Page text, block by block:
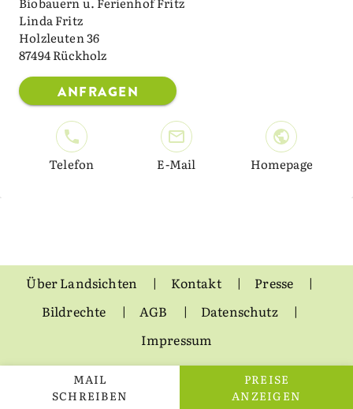
MAIL
SCHREIBEN
PREISE
ANZEIGEN
Linda Fritz
Holzleuten 36
87494 Rückholz
ANFRAGEN
Telefon E-Mail Homepage
Über Landsichten Kontakt
Presse
Bildrechte
AGB
Datenschutz
Impressum